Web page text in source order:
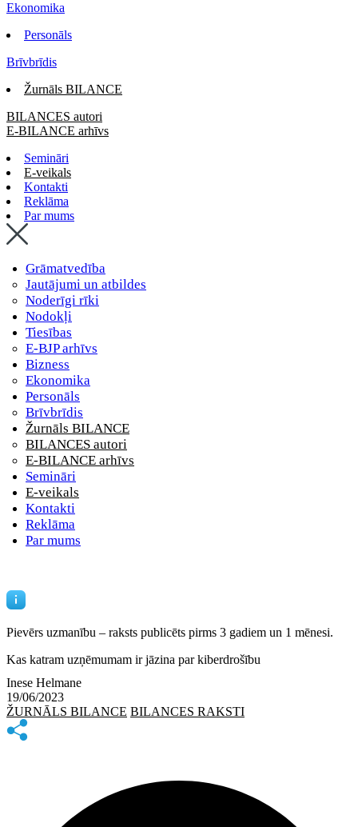
Ekonomika
Personāls
Brīvbrīdis
Žurnāls BILANCE
BILANCES autori
E-BILANCE arhīvs
Semināri
E-veikals
Kontakti
Reklāma
Par mums
Grāmatvedība
Jautājumi un atbildes
Noderīgi rīki
Nodokļi
Tiesības
E-BJP arhīvs
Bizness
Ekonomika
Personāls
Brīvbrīdis
Žurnāls BILANCE
BILANCES autori
E-BILANCE arhīvs
Semināri
E-veikals
Kontakti
Reklāma
Par mums
Pievērs uzmanību – raksts publicēts pirms 3 gadiem un 1 mēnesi.
Kas katram uzņēmumam ir jāzina par kiberdrošību
Inese Helmane
19/06/2023
ŽURNĀLS BILANCE BILANCES RAKSTI